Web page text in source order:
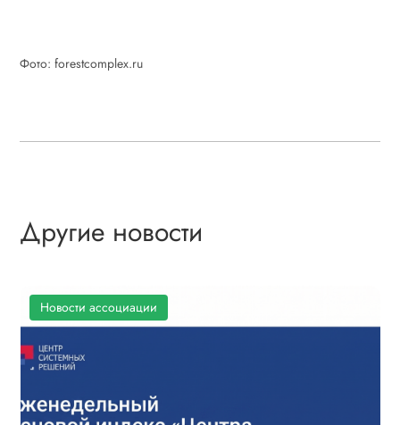
Фото: forestcomplex.ru
Другие новости
Новости ассоциации